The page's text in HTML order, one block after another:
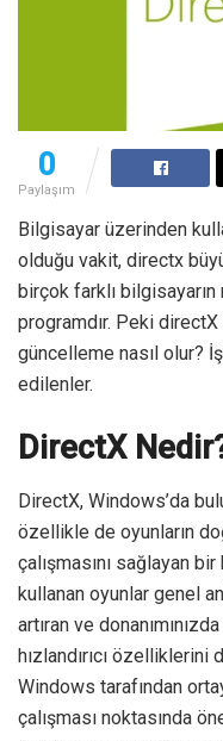
0
Paylaşım
Bilgisayar üzerinden
olduğu vakit, directx
birçok farklı bilgisayarın
programdır. Peki
güncelleme nasıl olur?
edilenler.
DirectX
DirectX, Windows’da
özellikle de oyunların
çalışmasını sağlayan
kullanan oyunlar genel
artıran ve
hızlandırıcı özelliklerini
Windows tarafından
çalışması noktasında